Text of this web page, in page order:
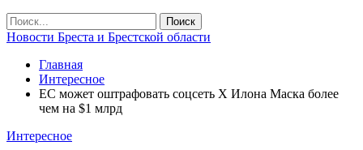
Новости Бреста и Брестской области
Главная
Интересное
ЕС может оштрафовать соцсеть X Илона Маска более
чем на $1 млрд
Интересное